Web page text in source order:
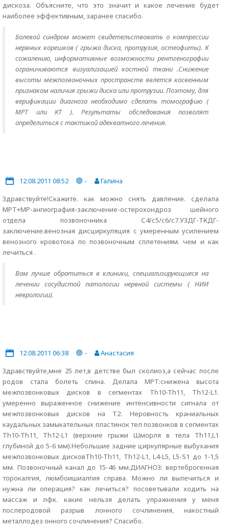
дискоза. Объясните, что это значит и какое лечение будет
наиболее эффективным, заранее спасибо.
Болевой синдром может свидетельствовать о компрессии
нервных корешков ( грыжа диска, протрузия, остеофиты). К
сожалению, информативные возможности рентгенографии
ограничиваются визуализацией костной ткани .Снижение
высоты межпозвоночных пространств явлется косвенным
признаком наличия грыжи диска или протрузии. Поэтому, для
верификации диагноза необходимо сделать томографию (
МРТ или КТ ). Результаты обследования позволят
определиться с тактикой адекватного лечения.
12.08.2011 08:52 -
Галина
Здравствуйте!Скажите. как можно снять давление. сделала
МРТ+МР-ангиография-заключение-остерохондроз шейного
отдела позвоночника С4/с5/с6/с7.УЗДГ-ТКДГ-
заключение.венозная дисциркуляция с умеренным усилением
венозного кровотока по позвоночным сплетениям. чем и как
лечиться .
Вам лучше обратиться в клиники, специализирующиеся на
лечении сосудистой патологии нервной системы ( НИИ
неврологии).
12.08.2011 06:38 -
Анастасия
Здравствуйте,мне 25 лет,в детстве был сколиоз,а сейчас после
родов стала болеть спина. Делала МРТ:снижена высота
межпозвонковых дисков в сегментах Th10-Th11, Th12-L1.
умеренно выраженное снижение интенсивности сигнала от
межпозвонковых дисков на Т2. Неровность краниальных
каудальных замыкательных пластинок тел позвонков в сегментах
Th10-Th11, Th12-L1 (верхние грыжи Шморля в тела Th11,L1
глубиной до 5-6 мм).Небольшие задние циркулярные выбухания
межпозвонковых дисковTh10-Th11, Th12-L1, L4-L5, L5-S1 до 1-1,5
мм. Позвоночный канал до 15-46 мм.ДИАГНОЗ: вертеброгенная
торокалгия, люмбоишиалгия справа. Можно ли вылечиться и
нужна ли операция? как лечиться? посоветывали ходить на
массаж и лфк. какие нельзя делать упражнения у меня
послеродовой разрыв лонного сочлинения, накостный
металлодез онного сочлинения? Спасибо.